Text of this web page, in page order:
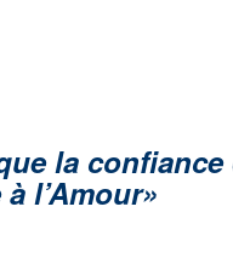
la
l’Amour»